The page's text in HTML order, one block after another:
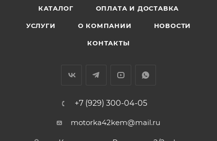
3 кольцо: 3 мм
Аналоги: 35912050, 35912 050, 13013-64202, 13013-64190,
13013-64191, 13013-64211, 13013-64212, 13013-64231, 13013-
1301364190, 1301364191, 1301364211, 1301364212, 1301364231,
1301164212, 1301164231, 1301164213, 28029100, 35965100
КАТАЛОГ ОПЛАТА И ДОСТАВКА
УСЛУГИ О КОМПАНИИ НОВОСТИ
КОНТАКТЫ
+7 (929) 300-04-05
motorka42kem@mail.ru